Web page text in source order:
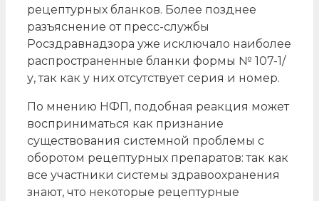
рецептурных бланков. Более позднее
разъяснение от пресс-службы
Росздравнадзора уже исключало наиболее
распространенные бланки формы № 107-1/
у, так как у них отсутствует серия и номер.
По мнению НФП, подобная реакция может
восприниматься как признание
существования системной проблемы с
оборотом рецептурных препаратов: так как
все участники системы здравоохранения
знают, что некоторые рецептурные